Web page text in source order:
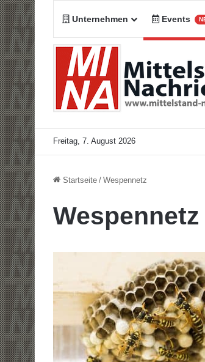
Unternehmen Events
Freitag, 7. August 2026
Startseite / Wespennetz
Wespennetz